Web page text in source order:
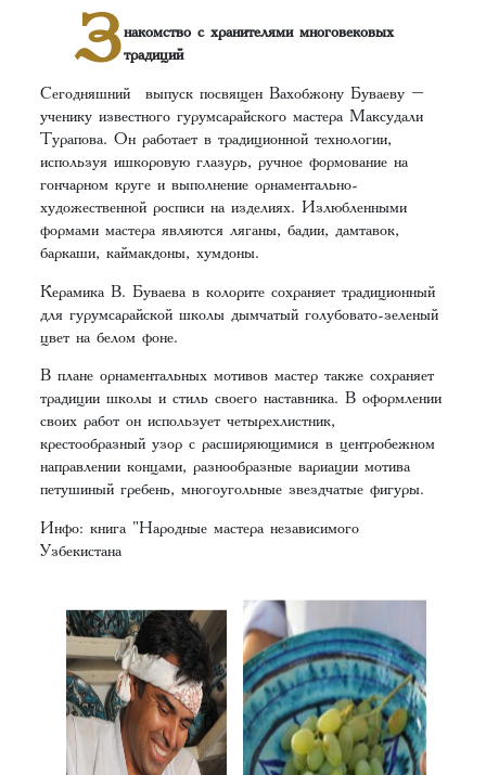
З накомство с хранителями многовековых
традиций
Сегодняшний выпуск посвящен Вахобжону Буваеву –
ученику известного гурумсарайского мастера Максудали
Турапова. Он работает в традиционной технологии,
используя ишкоровую глазурь, ручное формование на
гончарном круге и выполнение орнаментально-
художественной росписи на изделиях. Излюбленными
формами мастера являются ляганы, бадии, дамтавок,
баркаши, каймакдоны, хумдоны.
Керамика В. Буваева в колорите сохраняет традиционный
для гурумсарайской школы дымчатый голубовато-зеленый
цвет на белом фоне.
В плане орнаментальных мотивов мастер также сохраняет
традиции школы и стиль своего наставника. В оформлении
своих работ он использует четырехлистник,
крестообразный узор с расширяющимися в центробежном
направлении концами, разнообразные вариации мотива
петушиный гребень, многоугольные звездчатые фигуры.
Инфо: книга "Народные мастера независимого
Узбекистана